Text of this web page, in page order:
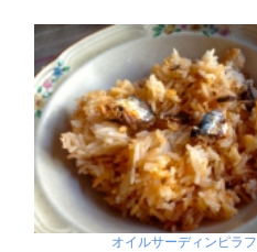
オイルサーディンピラフ